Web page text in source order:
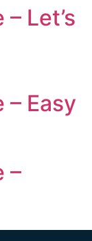
Let’s
– Easy
–